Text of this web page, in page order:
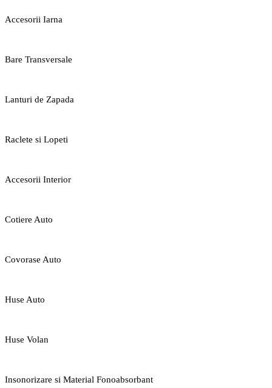
Accesorii Iarna
Bare Transversale
Lanturi de Zapada
Raclete si Lopeti
Accesorii Interior
Cotiere Auto
Covorase Auto
Huse Auto
Huse Volan
Insonorizare si Material Fonoabsorbant